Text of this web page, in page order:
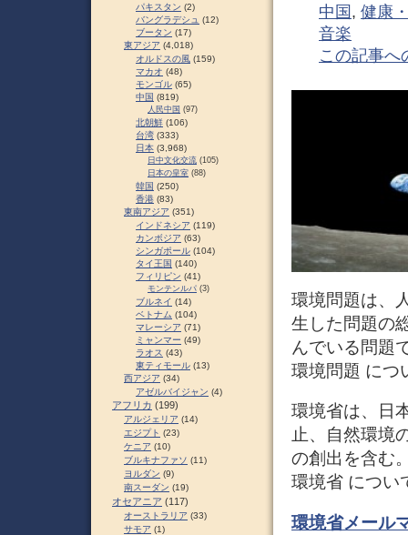
中国 , 健康
音楽
この記事へ
環境問題は、
生した問題の
んでいる問題
環境問題 につ
環境省は、日
止、自然環境
の創出を含む
環境省 につい
環境省メール
パキスタン (2)
バングラデシュ (12)
ブータン (17)
東アジア (4,018)
オルドスの風 (159)
マカオ (48)
モンゴル (65)
中国 (819)
人民中国 (97)
北朝鮮 (106)
台湾 (333)
日本 (3,968)
日中文化交流 (105)
日本の皇室 (88)
韓国 (250)
香港 (83)
東南アジア (351)
インドネシア (119)
カンボジア (63)
シンガポール (104)
タイ王国 (140)
フィリピン (41)
モンテンルパ (3)
ブルネイ (14)
ベトナム (104)
マレーシア (71)
ミャンマー (49)
ラオス (43)
東ティモール (13)
西アジア (34)
アゼルバイジャン (4)
アフリカ (199)
アルジェリア (14)
エジプト (23)
ケニア (10)
ブルキナファソ (11)
ヨルダン (9)
南スーダン (19)
オセアニア (117)
オーストラリア (33)
サモア (1)